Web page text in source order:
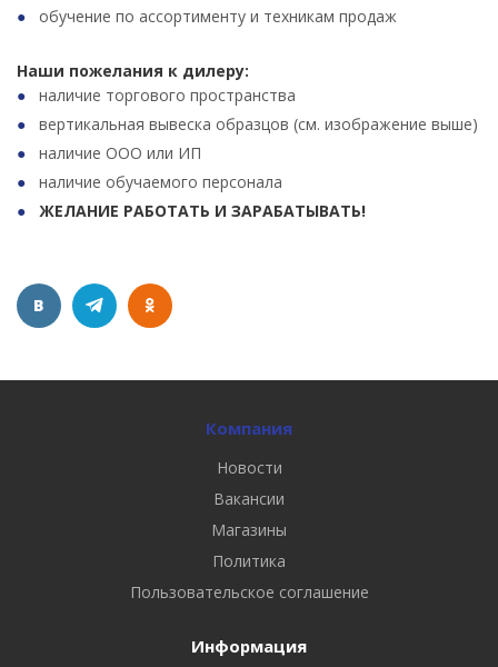
обучение по ассортименту и техникам продаж
Наши пожелания к дилеру:
наличие торгового пространства
вертикальная вывеска образцов (см. изображение выше)
наличие ООО или ИП
наличие обучаемого персонала
ЖЕЛАНИЕ РАБОТАТЬ И ЗАРАБАТЫВАТЬ!
Компания
Новости
Вакансии
Магазины
Политика
Пользовательское соглашение
Информация